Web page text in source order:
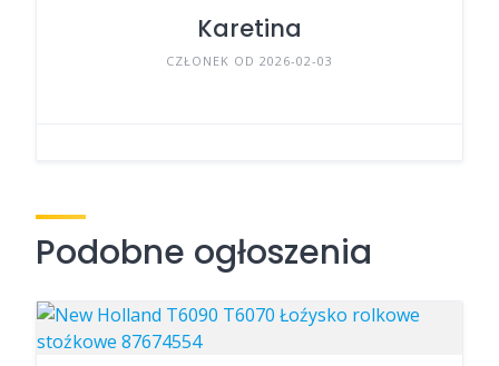
Karetina
CZŁONEK OD 2026-02-03
Podobne ogłoszenia